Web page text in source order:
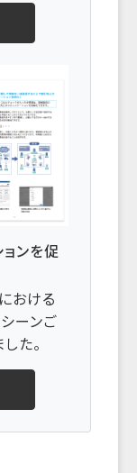
ンを促
おける
ーンご
た。